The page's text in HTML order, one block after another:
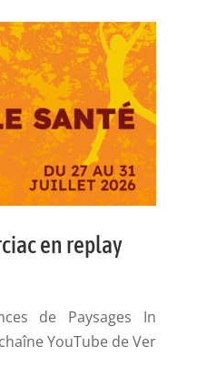
en replay
de Paysages In
YouTube de Ver